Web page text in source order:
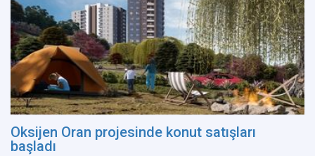
Oksijen Oran projesinde konut satışları
başladı